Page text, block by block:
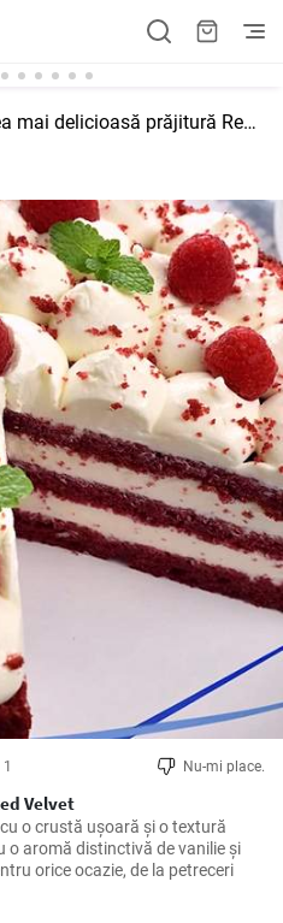
Cea mai delicioasă prăjitură Red Velvet
1 Nu-mi place.
Velvet
o crustă ușoară și o textură
o aromă distinctivă de vanilie și
orice ocazie, de la petreceri